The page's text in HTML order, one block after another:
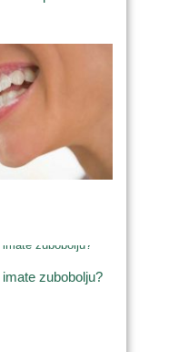
zubobolju?